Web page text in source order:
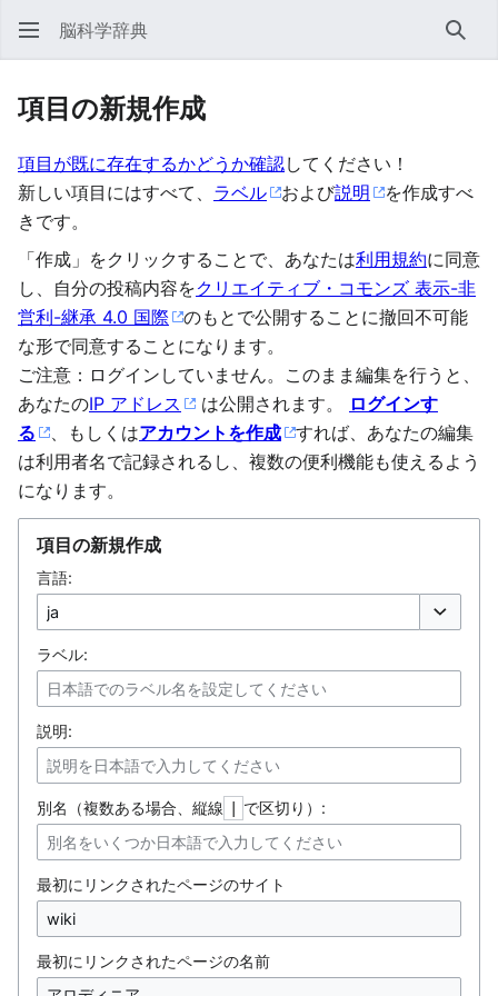
脳科学辞典 検索
項目の新規作成
項目が既に存在するかどうか確認してください！
新しい項目にはすべて、 ラベル および説明
を作成すべ
きです。
「作成」をクリックすることで、あなたは利用規約に同意
し、自分の投稿内容をクリエイティブ・コモンズ 表示-非
営利-継承 4.0 国際
のもとで公開することに撤回不可能
な形で同意することになります。
ご注意：ログインしていません。このまま編集を行うと、
あなたのIP アドレス は公開されます。
ログインす
る
、もしくはアカウントを作成
すれば、あなたの編集
は利用者名で記録されるし、複数の便利機能も使えるよう
になります。
項目の新規作成
言語:
ラベル:
説明:
別名（複数ある場合、縦線 で区切り）:
最初にリンクされたページのサイト
最初にリンクされたページの名前